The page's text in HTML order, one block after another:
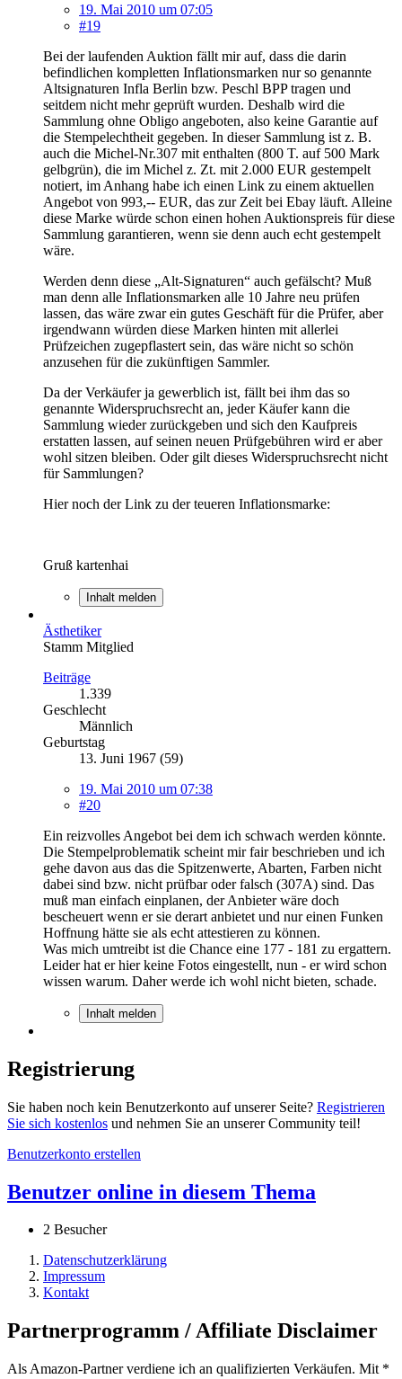
19. Mai 2010 um 07:05
#19
Bei der laufenden Auktion fällt mir auf, dass die darin
befindlichen kompletten Inflationsmarken nur so genannte
Altsignaturen Infla Berlin bzw. Peschl BPP tragen und
seitdem nicht mehr geprüft wurden. Deshalb wird die
Sammlung ohne Obligo angeboten, also keine Garantie auf
die Stempelechtheit gegeben. In dieser Sammlung ist z. B.
auch die Michel-Nr.307 mit enthalten (800 T. auf 500 Mark
gelbgrün), die im Michel z. Zt. mit 2.000 EUR gestempelt
notiert, im Anhang habe ich einen Link zu einem aktuellen
Angebot von 993,-- EUR, das zur Zeit bei Ebay läuft. Alleine
diese Marke würde schon einen hohen Auktionspreis für diese
Sammlung garantieren, wenn sie denn auch echt gestempelt
wäre.
Werden denn diese „Alt-Signaturen“ auch gefälscht? Muß
man denn alle Inflationsmarken alle 10 Jahre neu prüfen
lassen, das wäre zwar ein gutes Geschäft für die Prüfer, aber
irgendwann würden diese Marken hinten mit allerlei
Prüfzeichen zugepflastert sein, das wäre nicht so schön
anzusehen für die zukünftigen Sammler.
Da der Verkäufer ja gewerblich ist, fällt bei ihm das so
genannte Widerspruchsrecht an, jeder Käufer kann die
Sammlung wieder zurückgeben und sich den Kaufpreis
erstatten lassen, auf seinen neuen Prüfgebühren wird er aber
wohl sitzen bleiben. Oder gilt dieses Widerspruchsrecht nicht
für Sammlungen?
Hier noch der Link zu der teueren Inflationsmarke:
Gruß kartenhai
Inhalt melden
Ästhetiker
Stamm Mitglied
Beiträge
1.339
Geschlecht
Männlich
Geburtstag
13. Juni 1967 (59)
19. Mai 2010 um 07:38
#20
Ein reizvolles Angebot bei dem ich schwach werden könnte.
Die Stempelproblematik scheint mir fair beschrieben und ich
gehe davon aus das die Spitzenwerte, Abarten, Farben nicht
dabei sind bzw. nicht prüfbar oder falsch (307A) sind. Das
muß man einfach einplanen, der Anbieter wäre doch
bescheuert wenn er sie derart anbietet und nur einen Funken
Hoffnung hätte sie als echt attestieren zu können.
Was mich umtreibt ist die Chance eine 177 - 181 zu ergattern.
Leider hat er hier keine Fotos eingestellt, nun - er wird schon
wissen warum. Daher werde ich wohl nicht bieten, schade.
Inhalt melden
Registrierung
Sie haben noch kein Benutzerkonto auf unserer Seite? Registrieren
Sie sich kostenlos und nehmen Sie an unserer Community teil!
Benutzerkonto erstellen
Benutzer online in diesem Thema
2 Besucher
Datenschutzerklärung
Impressum
Kontakt
Partnerprogramm / Affiliate Disclaimer
Als Amazon-Partner verdiene ich an qualifizierten Verkäufen. Mit *